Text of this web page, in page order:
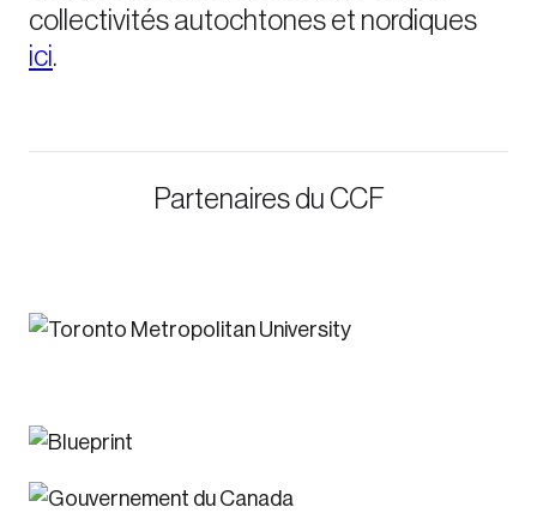
collectivités autochtones et nordiques
ici.
Partenaires du CCF